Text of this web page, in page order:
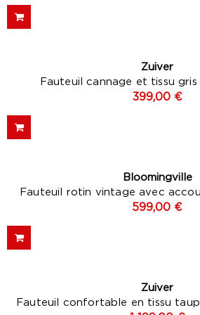
Zuiver
Fauteuil cannage et tissu gris
399,00 €
Bloomingville
Fauteuil rotin vintage avec
599,00 €
Zuiver
Fauteuil confortable en tissu